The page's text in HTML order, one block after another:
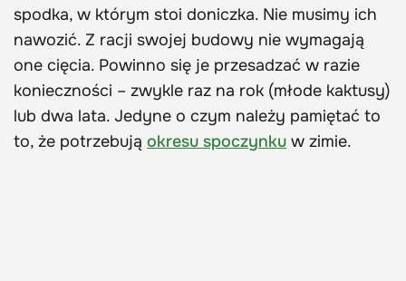
spodka, w którym stoi doniczka. Nie musimy ich
nawozić. Z racji swojej budowy nie wymagają
one cięcia. Powinno się je przesadzać w razie
konieczności – zwykle raz na rok (młode kaktusy)
lub dwa lata. Jedyne o czym należy pamiętać to
to, że potrzebują okresu spoczynku w zimie.